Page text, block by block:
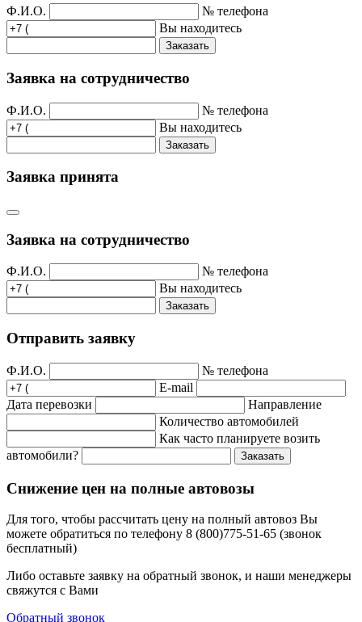
Ф.И.О.
№ телефона
Вы находитесь
Заказать
Заявка на сотрудничество
Ф.И.О.
№ телефона
Вы находитесь
Заказать
Заявка принята
Заявка на сотрудничество
Ф.И.О.
№ телефона
Вы находитесь
Заказать
Отправить заявку
Ф.И.О.
№ телефона
E-mail
Дата перевозки
Направление
Количество автомобилей
Как часто планируете возить
автомобили?
Заказать
Снижение цен на полные автовозы
Для того, чтобы рассчитать цену на полный автовоз Вы
можете обратиться по телефону 8 (800)775-51-65 (звонок
бесплатный)
Либо оставьте заявку на обратный звонок, и наши менеджеры
свяжутся с Вами
Обратный звонок